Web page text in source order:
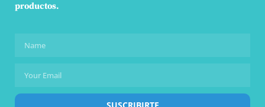
productos.